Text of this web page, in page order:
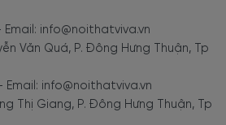
Email: info@noithatviva.vn
Văn Quá, P. Đông Hưng Thuận, Tp
Email: info@noithatviva.vn
Thị Giang, P. Đông Hưng Thuận, Tp